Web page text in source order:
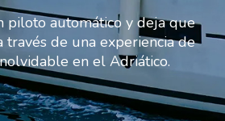
piloto automático y deja que
través de una experiencia de
en el Adriático.